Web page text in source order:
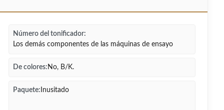
Número del tonificador:
Los demás componentes de las máquinas de ensayo
De colores: No, B/K.
Paquete: Inusitado